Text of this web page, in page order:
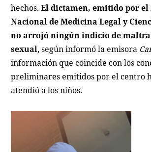
hechos.El dictamen, emitido por
Nacional de Medicina Legal y
no arrojó ningún indicio de
sexual, según informó la emisora
información que coincide con los
preliminares emitidos por el centro
atendió a los niños.